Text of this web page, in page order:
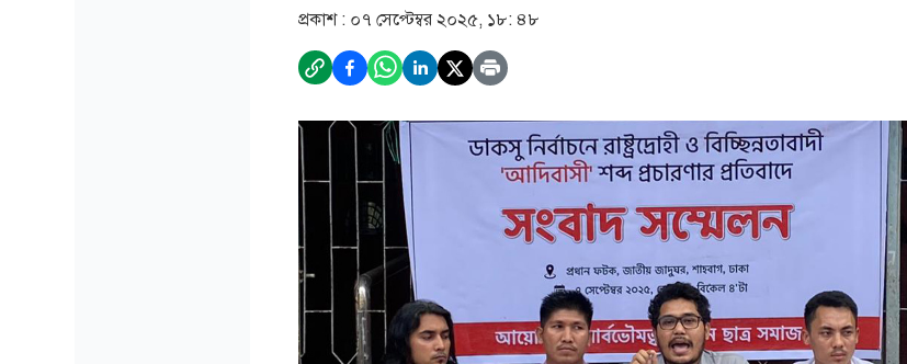
প্রকাশ : ০৭ সেপ্টেম্বর ২০২৫, ১৮: ৪৮